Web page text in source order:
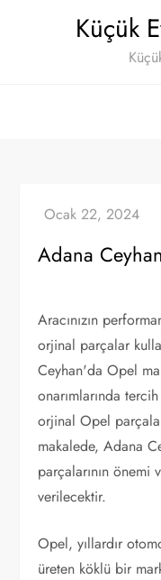
Küçük
Adana
Aracınızın
orjinal parçalar
Ceyhan'da Opel
onarımlarında
orjinal Opel
makalede, Adana
parçalarının önemi
verilecektir.
Opel, yıllardır
üreten köklü bir